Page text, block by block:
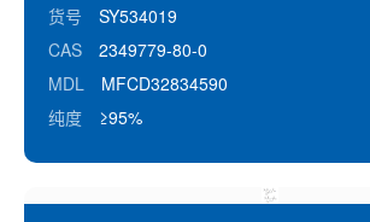
货号
SY534019
CAS
2349779-80-0
MDL
MFCD32834590
纯度
≥95%